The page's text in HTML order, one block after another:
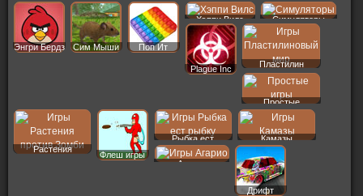
Энгри Бердз Сим Мыши Поп Ит
Хэппи Вилс Симуляторы
Plague Inc
Пластилин
Простые
Растения
Флеш игры
Рыбка ест Камазы
Агарио
Дрифт